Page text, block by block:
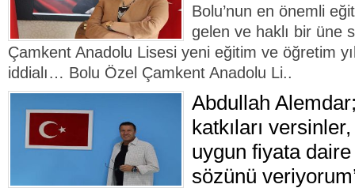
Bolu’nun en önemli
gelen ve haklı bir üne
Çamkent Anadolu Lisesi yeni eğitim ve öğretim
iddialı… Bolu Özel Çamkent Anadolu Li..
Abdullah
katkıları
uygun fiyata
sözünü